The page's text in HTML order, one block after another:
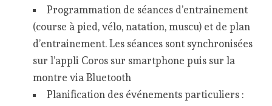
Programmation de séances d’entrainement
(course à pied, vélo, natation, muscu) et de plan
d’entrainement. Les séances sont synchronisées
sur l’appli Coros sur smartphone puis sur la
montre via Bluetooth
Planification des événements particuliers :